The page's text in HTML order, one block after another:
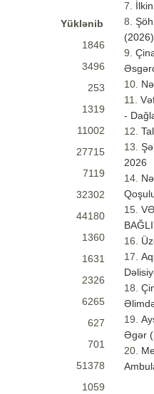
Yüklənib
1846
3496
253
1319
11002
27715
7119
32302
44180
1360
1631
2326
6265
627
701
51378
1059
(2026)
-
2026
Əgər